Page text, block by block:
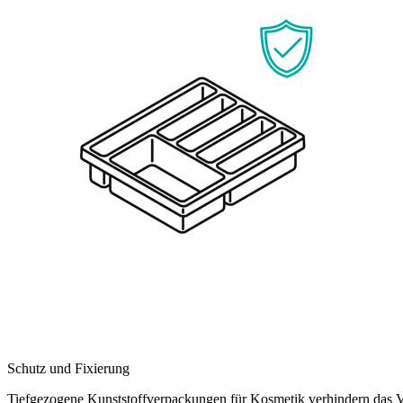
Schutz und Fixierung
Tiefgezogene Kunststoffverpackungen für Kosmetik verhindern das